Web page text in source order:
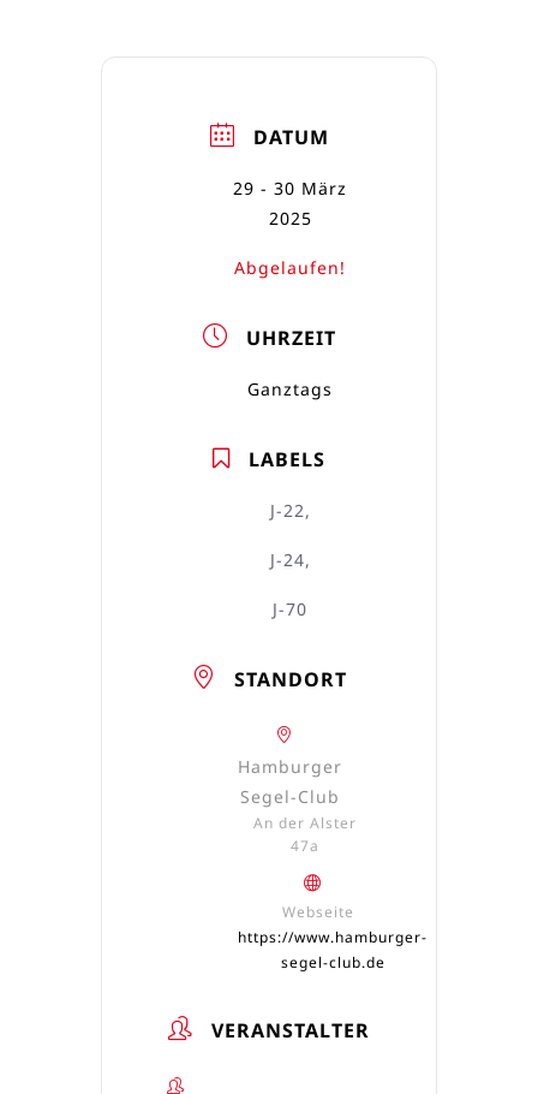
DATUM
29 - 30 März
2025
Abgelaufen!
UHRZEIT
Ganztags
LABELS
J-22,
J-24,
J-70
STANDORT
Hamburger
Segel-Club
An der Alster
47a
Webseite
https://www.hamburger-
segel-club.de
VERANSTALTER